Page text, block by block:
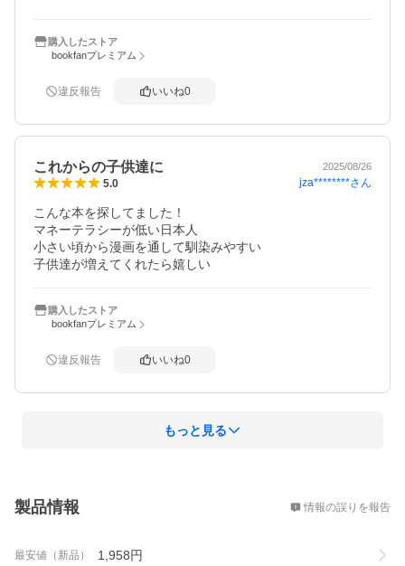
購入したストア
bookfanプレミアム
違反報告 いいね0
これからの子供達に 2025/08/26
5.0 jza********さん
こんな本を探してました！
マネーテラシーが低い日本人
小さい頃から漫画を通して馴染みやすい
子供達が増えてくれたら嬉しい
購入したストア
bookfanプレミアム
違反報告 いいね0
もっと見る
製品情報 情報の誤りを報告
最安値（新品） 1,958円